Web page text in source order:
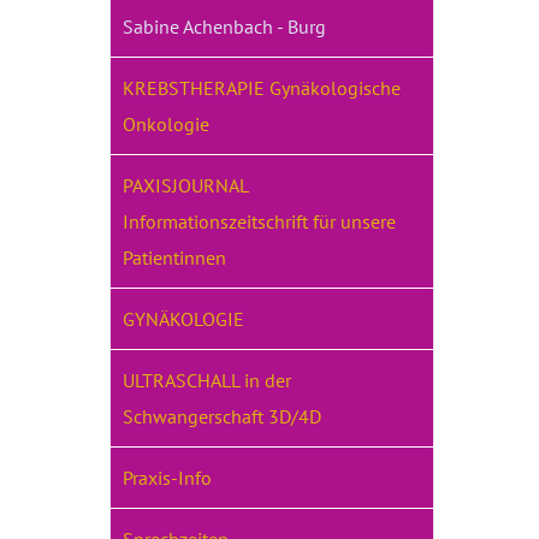
Sabine Achenbach - Burg
KREBSTHERAPIE Gynäkologische
Onkologie
PAXISJOURNAL
Informationszeitschrift für unsere
Patientinnen
GYNÄKOLOGIE
ULTRASCHALL in der
Schwangerschaft 3D/4D
Praxis-Info